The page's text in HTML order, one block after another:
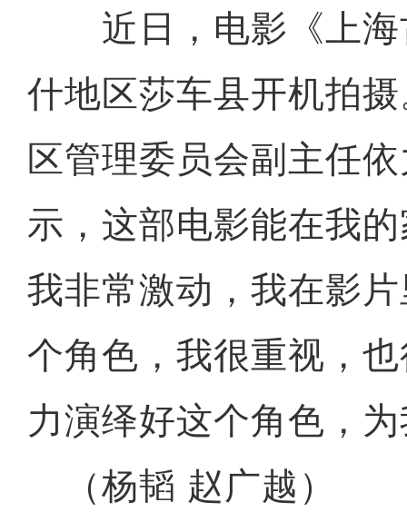
近日，电影《上海
什地区莎车县开机拍
区管理委员会副主任
示，这部电影能在我
我非常激动，我在影
个角色，我很重视，
力演绎好这个角色，
（杨韬 赵广越）